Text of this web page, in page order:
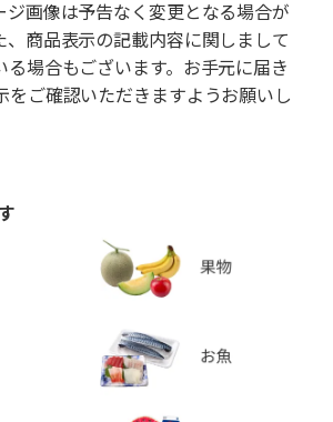
画像は予告なく変更となる場合が
、商品表示の記載内容に関しまして
る場合もございます。お手元に届き
をご確認いただきますようお願いし